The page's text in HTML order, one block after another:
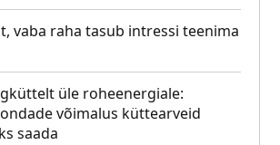
vaba raha tasub intressi teenima
üle roheenergiale:
võimalus küttearveid
saada